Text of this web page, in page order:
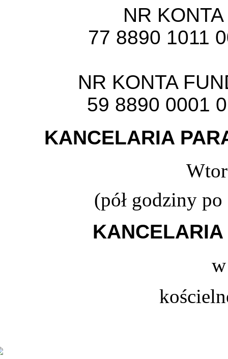
NR
77 8890 1011
NR KONTA
59 8890 0001
KANCELARIA
(pół godziny